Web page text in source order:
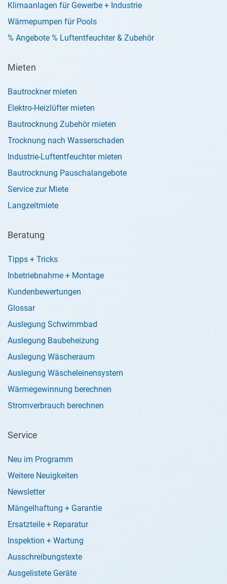
Klimaanlagen für Gewerbe + Industrie
Wärmepumpen für Pools
% Angebote % Luftentfeuchter & Zubehör
Mieten
Bautrockner mieten
Elektro-Heizlüfter mieten
Bautrocknung Zubehör mieten
Trocknung nach Wasserschaden
Industrie-Luftentfeuchter mieten
Bautrocknung Pauschalangebote
Service zur Miete
Langzeitmiete
Beratung
Tipps + Tricks
Inbetriebnahme + Montage
Kundenbewertungen
Glossar
Auslegung Schwimmbad
Auslegung Baubeheizung
Auslegung Wäscheraum
Auslegung Wäscheleinensystem
Wärmegewinnung berechnen
Stromverbrauch berechnen
Service
Neu im Programm
Weitere Neuigkeiten
Newsletter
Mängelhaftung + Garantie
Ersatzteile + Reparatur
Inspektion + Wartung
Ausschreibungstexte
Ausgelistete Geräte